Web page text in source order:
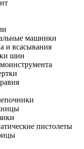
машинки
и всасывания
шин
пистолеты